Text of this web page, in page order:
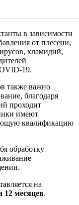
в зависимости
от плесени,
хламидий,
19.
также важно
благодаря
проходит
имеют
квалификацию
обработку
на
12 месяцев.